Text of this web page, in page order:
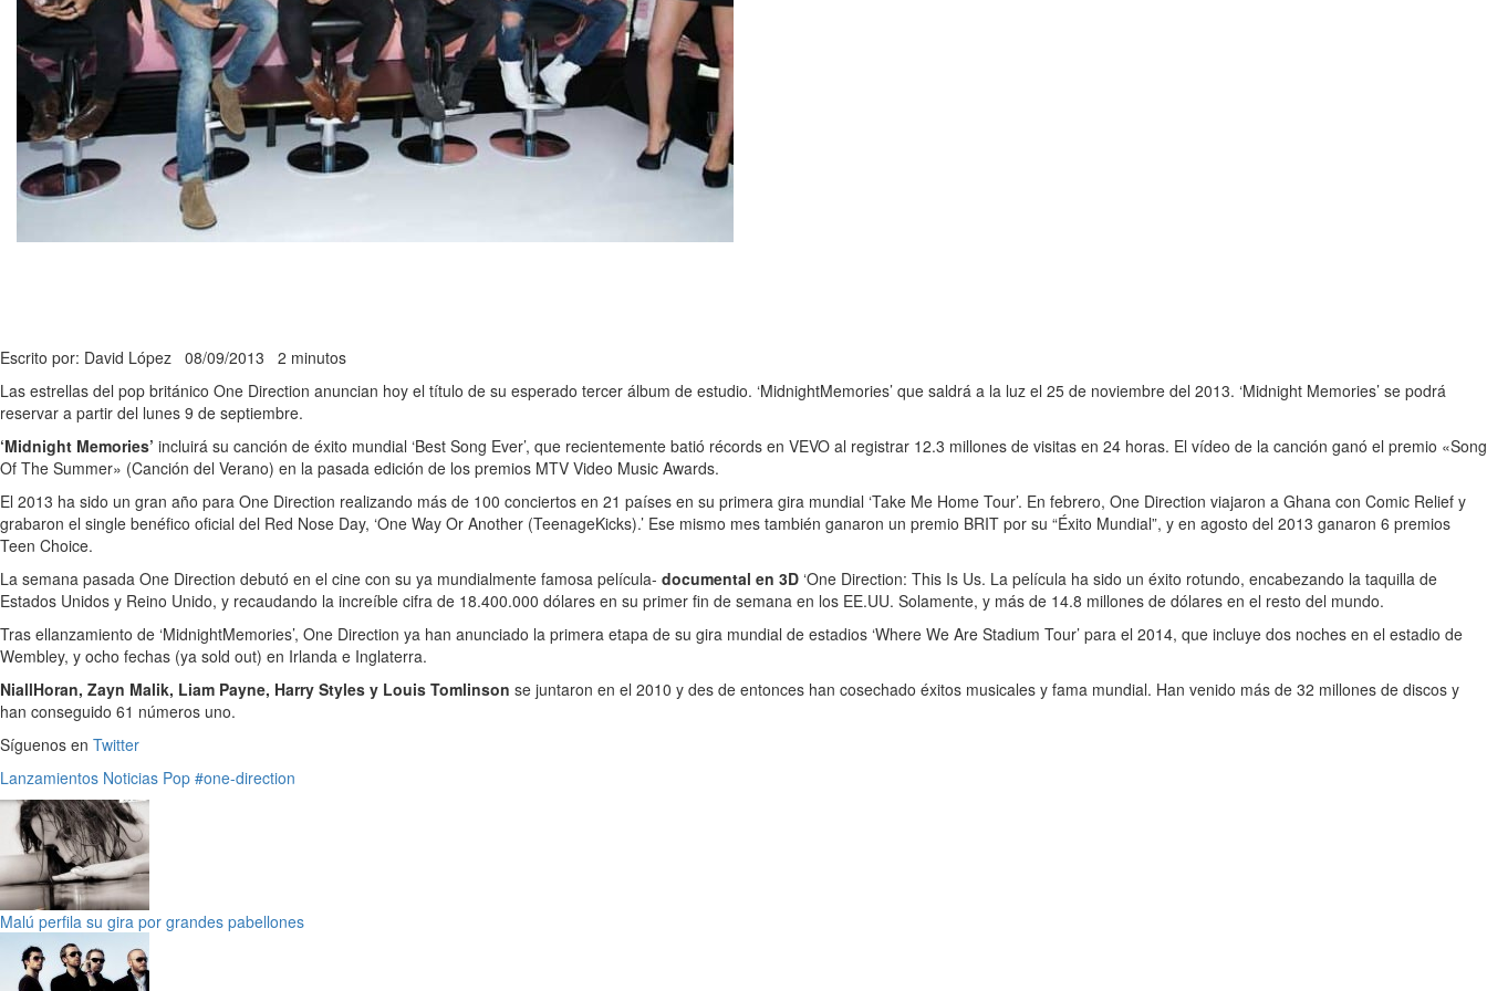
Escrito por: David López 08/09/2013 2 minutos
Las estrellas del pop británico One Direction anuncian hoy el título de su esperado tercer álbum de estudio. ‘MidnightMemories’ que saldrá a la luz el 25 de noviembre del 2013. ‘Midnight Memories’ se podrá
reservar a partir del lunes 9 de septiembre.
‘Midnight Memories’ incluirá su canción de éxito mundial ‘Best Song Ever’, que recientemente batió récords en VEVO al registrar 12.3 millones de visitas en 24 horas. El vídeo de la canción ganó el premio «Song
Of The Summer» (Canción del Verano) en la pasada edición de los premios MTV Video Music Awards.
El 2013 ha sido un gran año para One Direction realizando más de 100 conciertos en 21 países en su primera gira mundial ‘Take Me Home Tour’. En febrero, One Direction viajaron a Ghana con Comic Relief y
grabaron el single benéfico oficial del Red Nose Day, ‘One Way Or Another (TeenageKicks).’ Ese mismo mes también ganaron un premio BRIT por su “Éxito Mundial”, y en agosto del 2013 ganaron 6 premios
Teen Choice.
La semana pasada One Direction debutó en el cine con su ya mundialmente famosa película- documental en 3D ‘One Direction: This Is Us. La película ha sido un éxito rotundo, encabezando la taquilla de
Estados Unidos y Reino Unido, y recaudando la increíble cifra de 18.400.000 dólares en su primer fin de semana en los EE.UU. Solamente, y más de 14.8 millones de dólares en el resto del mundo.
Tras ellanzamiento de ‘MidnightMemories’, One Direction ya han anunciado la primera etapa de su gira mundial de estadios ‘Where We Are Stadium Tour’ para el 2014, que incluye dos noches en el estadio de
Wembley, y ocho fechas (ya sold out) en Irlanda e Inglaterra.
NiallHoran, Zayn Malik, Liam Payne, Harry Styles y Louis Tomlinson se juntaron en el 2010 y des de entonces han cosechado éxitos musicales y fama mundial. Han venido más de 32 millones de discos y
han conseguido 61 números uno.
Síguenos en Twitter
Lanzamientos Noticias Pop #one-direction
Malú perfila su gira por grandes pabellones